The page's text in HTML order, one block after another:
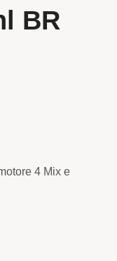
BR
4 Mix e